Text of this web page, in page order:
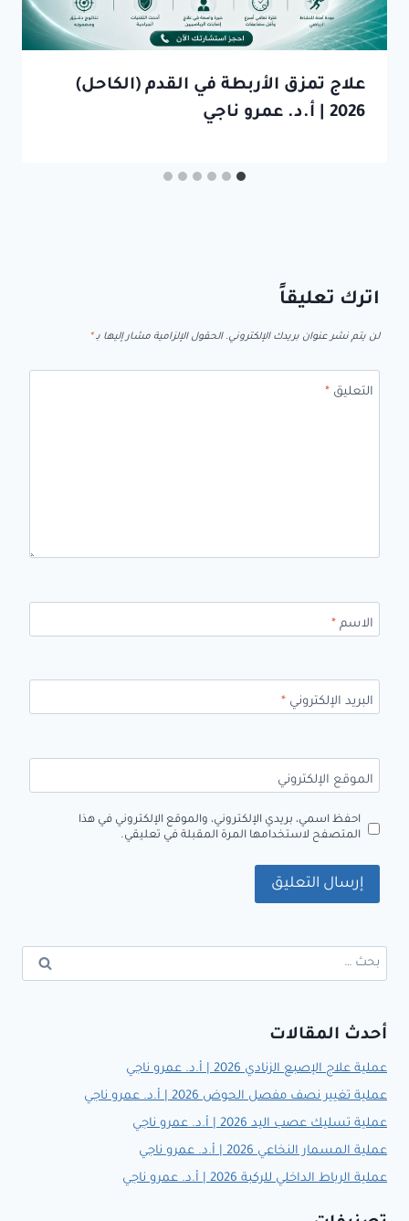
علاج تمزق الأربطة في القدم (الكاحل)
2026 | أ.د. عمرو ناجي
اترك تعليقاً
لن يتم نشر عنوان بريدك الإلكتروني. الحقول الإلزامية مشار إليها بـ*
التعليق*
الاسم*
البريد الإلكتروني*
الموقع الإلكتروني
احفظ اسمي، بريدي الإلكتروني، والموقع الإلكتروني في هذا
المتصفح لاستخدامها المرة المقبلة في تعليقي.
البحث
عن:
أحدث المقالات
عملية علاج الإصبع الزنادي 2026 | أ.د. عمرو ناجي
عملية تغيير نصف مفصل الحوض 2026 | أ.د. عمرو ناجي
عملية تسليك عصب اليد 2026 | أ.د. عمرو ناجي
عملية المسمار النخاعي 2026 | أ.د. عمرو ناجي
عملية الرباط الداخلي للركبة 2026 | أ.د. عمرو ناجي